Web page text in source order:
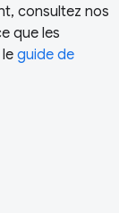
consultez nos
que les
guide de